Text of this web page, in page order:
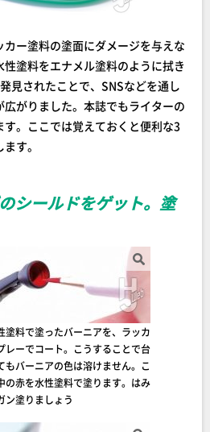
ー塗料の塗面にダメージを与えな
塗料をエナメル塗料のように拭き
見されたことで、SNSなどを通し
がりました。本誌でもライターの
。ここでは覚えておくと便利な3
す。
シールドをゲット。塗
料で塗ったバーニアを、ラッカ
レーでコート。こうすることで台
もバーニアの色は溶けません。こ
の赤を水性塗料で塗ります。はみ
ン塗りましょう